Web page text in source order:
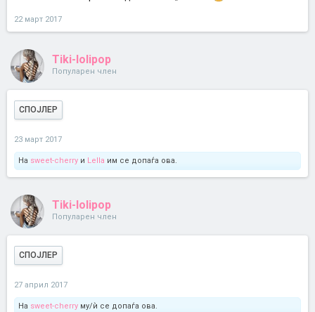
22 март 2017
Tiki-lolipop
Популарен член
СПОЈЛЕР
23 март 2017
На sweet-cherry и Lella им се допаѓа ова.
Tiki-lolipop
Популарен член
СПОЈЛЕР
27 април 2017
На sweet-cherry му/ѝ се допаѓа ова.